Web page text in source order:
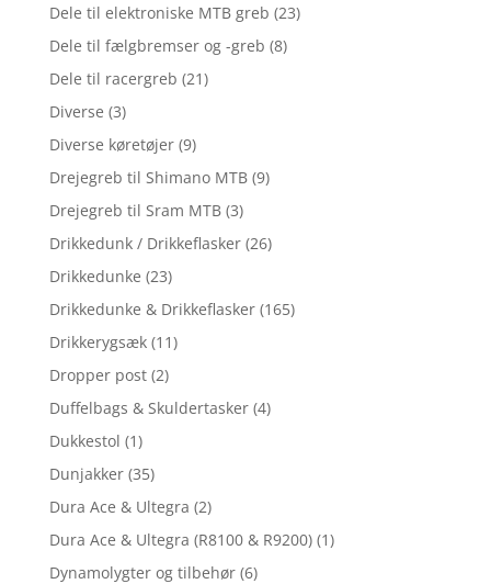
Dele til elektroniske MTB greb (23)
Dele til fælgbremser og -greb (8)
Dele til racergreb (21)
Diverse (3)
Diverse køretøjer (9)
Drejegreb til Shimano MTB (9)
Drejegreb til Sram MTB (3)
Drikkedunk / Drikkeflasker (26)
Drikkedunke (23)
Drikkedunke & Drikkeflasker (165)
Drikkerygsæk (11)
Dropper post (2)
Duffelbags & Skuldertasker (4)
Dukkestol (1)
Dunjakker (35)
Dura Ace & Ultegra (2)
Dura Ace & Ultegra (R8100 & R9200) (1)
Dynamolygter og tilbehør (6)